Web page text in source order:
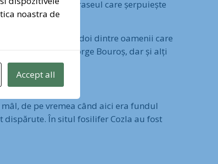
oraș pe jos, pe traseul care șerpuiește
Daniel Drelciuc, doi dintre oamenii care
Bofan și George Bouroș, dar și alți
de pe vremea când aici era fundul
dispărute. În situl fosilifer Cozla au fost
pentru Pădurea Băneasa
noastra de
Accept all